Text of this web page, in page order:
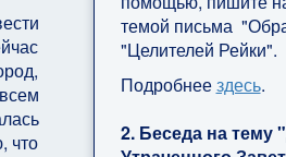
что
темой письма
"Целителей Рейки".
Подробнеездесь.
2. Беседа на тему